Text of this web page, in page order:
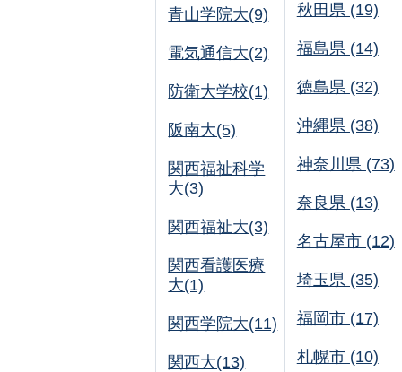
青山学院大(9)
電気通信大(2)
防衛大学校(1)
阪南大(5)
関西福祉科学
大(3)
関西福祉大(3)
関西看護医療
大(1)
関西学院大(11)
関西大(13)
秋田県 (19)
福島県 (14)
徳島県 (32)
沖縄県 (38)
神奈川県 (73)
奈良県 (13)
名古屋市 (12)
埼玉県 (35)
福岡市 (17)
札幌市 (10)